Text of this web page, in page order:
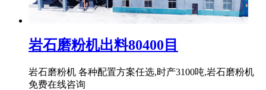
岩石磨粉机出料80400目
岩石磨粉机 各种配置方案任选,时产3100吨,岩石磨粉机
免费在线咨询